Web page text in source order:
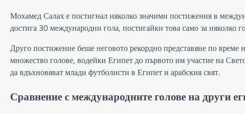
Мохамед Салах е постигнал няколко значими постижения в
достига 30 международни гола, постигайки това само за няколко
Друго постижение беше неговото рекордно представяне по
множество голове, водейки Египет до първото им участие на
да вдъхновяват млади футболисти в Египет и арабския свят.
Сравнение с международните голове на други